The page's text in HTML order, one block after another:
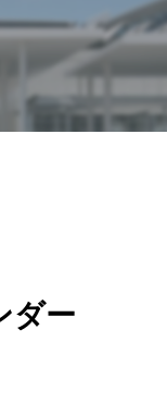
ォーム
設予約システム
ダー